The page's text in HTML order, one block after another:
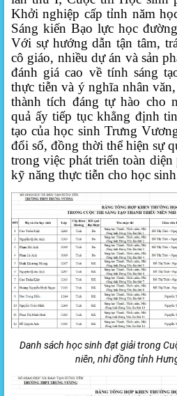
Khởi nghiệp cấp tỉnh năm
Sáng kiến Bạo lực học
Với sự hướng dẫn tận tâm,
cô giáo, nhiều dự án và sản
đánh giá cao về tính sáng
thực tiễn và ý nghĩa nhân
thành tích đáng tự hào cho
quả ấy tiếp tục khẳng định
tạo của học sinh Trưng
đổi số, đồng thời thể hiện sự
trong việc phát triển toàn
kỹ năng thực tiễn cho học
Danh sách học sinh đạt giải trong
niên, nhi đồng tỉnh